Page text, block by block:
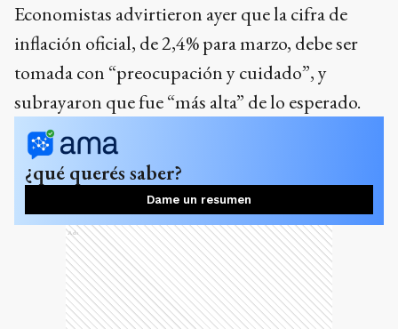
Economistas advirtieron ayer que la cifra de
inflación oficial, de 2,4% para marzo, debe ser
tomada con “preocupación y cuidado”, y
subrayaron que fue “más alta” de lo esperado.
¿qué querés saber?
Dame un resumen
Ads